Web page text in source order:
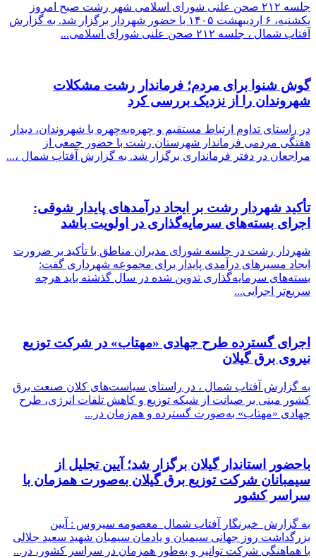
جلسه ۲۱۲ صحن علنی شورای اسلامی شهر رشت صبح امروز
یکشنبه، ۶ اردیبهشت ۱۴۰۵ با حضور شهردار برگزار شد. ‌به گزارش
آفتاب شمال ، جلسه ۲۱۲ صحن علنی شورای اسلامی...
گوش شنوا برای مردم؛ فرماندار رشت مشکلات
شهروندان را از نزدیک بررسی کرد
در راستای تداوم ارتباط مستقیم و چهره‌به‌چهره با شهروندان، دیدار
هفتگی مردمی فرماندار شهرستان رشت با حضور جمعی از
مراجعان در دفتر فرمانداری برگزار شد. به گزارش آفتاب شمال ،...
تأکید شهردار رشت بر ایجاد درآمدهای پایدار شوقی:
اجرای بسته‌های سرمایه‌گذاری در اولویت باشد
شهردار رشت در جلسه شورای مدیران مناطق با تأکید بر ضرورت
ایجاد مسیرهای درآمدی پایدار برای مجموعه شهرداری گفت:
بسته‌های سرمایه‌گذاری تدوین شده در سال گذشته باید هرچه
سریع‌تر اجرایی...
اجرای گسترده طرح جهادی «مهتاب» در شركت توزیع
نیروی برق گیلان
به گزارش آفتاب شمال ، در راستای سیاست‌های کلان صنعت برق
کشور مبنی بر صیانت از شبکه توزیع و کاهش تلفات انرژی، طرح
جهادی «مهتاب» به‌صورت گسترده و هم‌زمان در...
باحضور استاندار گیلان برگزار شد؛ آیین تجلیل از
سیمبانان شركت توزیع برق گیلان به‌صورت همزمان با
سراسر كشور
به گزارش خبرنگار آفتاب شمال معصومه سیروس : آیین
بزرگداشت روز جهانی سیمبان و یادمان سیمبان شهید سعید جلالی
با هماهنگی شرکت توانیر و به‌طور همزمان در سراسر کشور، در...